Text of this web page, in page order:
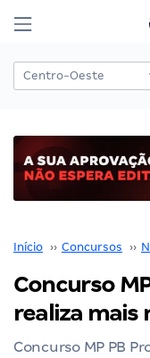
Início ›› Concursos ››
Concurso
realiza mais
Concurso MP PB